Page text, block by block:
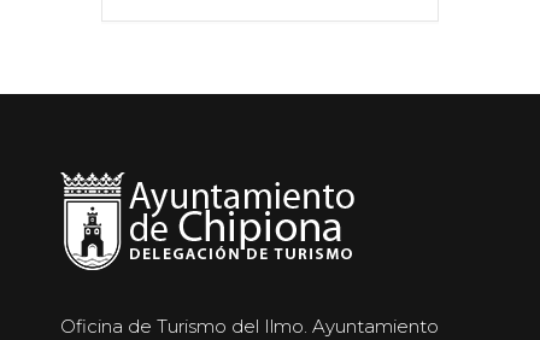
Oficina de Turismo del Ilmo. Ayuntamiento